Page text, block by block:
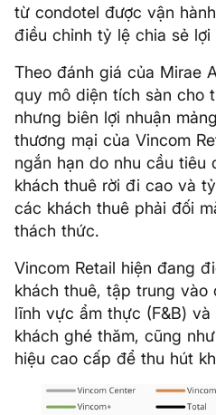
từ condotel được vận
điều chỉnh tỷ lệ chia sẻ lợi
Theo đánh giá của Mirae
quy mô diện tích sàn cho
nhưng biên lợi nhuận
thương mại của Vincom
ngắn hạn do nhu cầu
khách thuê rời đi cao và
các khách thuê phải đối
thách thức.
Vincom Retail hiện đang
khách thuê, tập trung vào
lĩnh vực ẩm thực (F&B)
khách ghé thăm, cũng
hiệu cao cấp để thu hút